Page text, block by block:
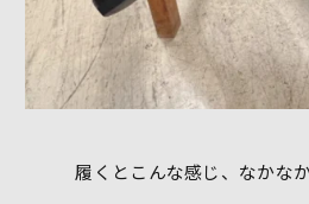
履くとこんな感じ、なかな